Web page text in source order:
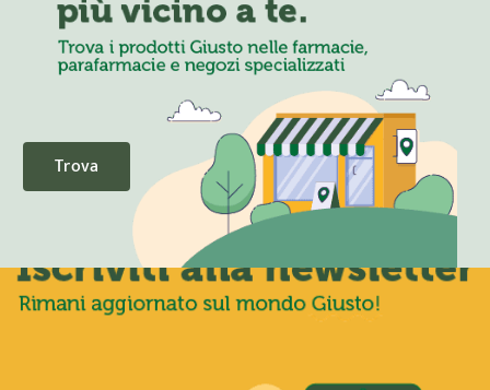
Trova